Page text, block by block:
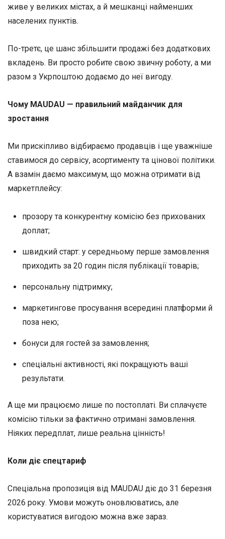
живе у великих містах, а й мешканці найменших
населених пунктів.
По-третє, це шанс збільшити продажі без додаткових
вкладень. Ви просто робите свою звичну роботу, а ми
разом з Укрпоштою додаємо до неї вигоду.
Чому MAUDAU — правильний майданчик для
зростання
Ми прискіпливо відбираємо продавців і ще уважніше
ставимося до сервісу, асортименту та цінової політики.
А взамін даємо максимум, що можна отримати від
маркетплейсу:
прозору та конкурентну комісію без прихованих
доплат;
швидкий старт: у середньому перше замовлення
приходить за 20 годин після публікації товарів;
персональну підтримку;
маркетингове просування всередині платформи й
поза нею;
бонуси для гостей за замовлення;
спеціальні активності, які покращують ваші
результати.
А ще ми працюємо лише по постоплаті. Ви сплачуєте
комісію тільки за фактично отримані замовлення.
Ніяких передплат, лише реальна цінність!
Коли діє спецтариф
Спеціальна пропозиція від MAUDAU діє до 31 березня
2026 року. Умови можуть оновлюватись, але
користуватися вигодою можна вже зараз.